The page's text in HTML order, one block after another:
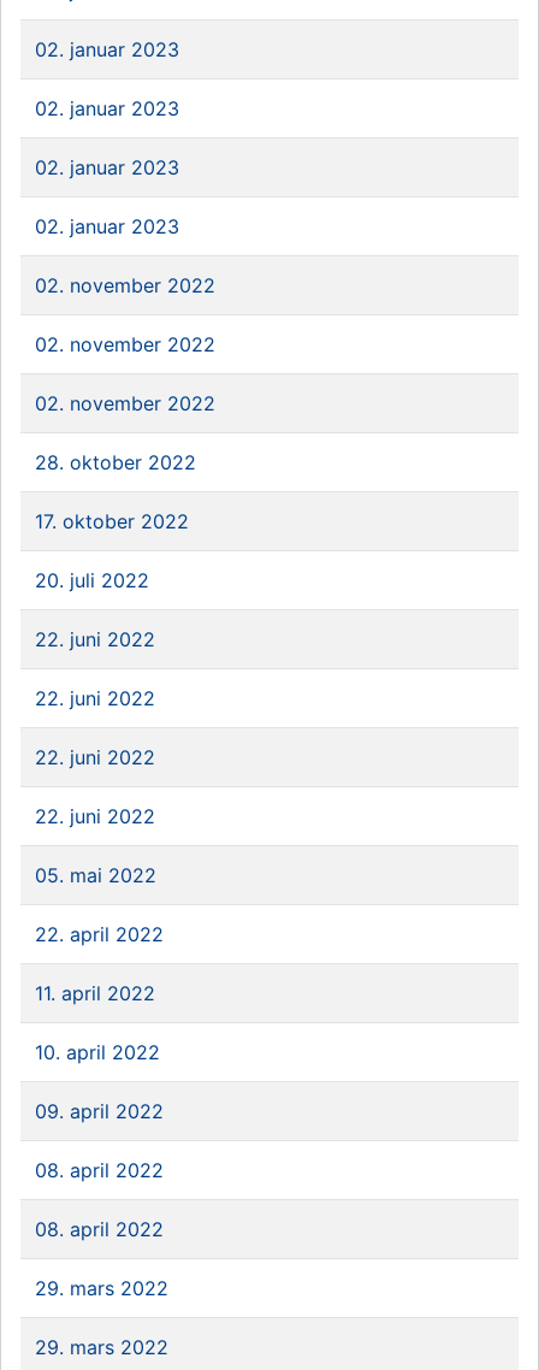
02. januar 2023
02. januar 2023
02. januar 2023
02. januar 2023
02. november 2022
02. november 2022
02. november 2022
28. oktober 2022
17. oktober 2022
20. juli 2022
22. juni 2022
22. juni 2022
22. juni 2022
22. juni 2022
05. mai 2022
22. april 2022
11. april 2022
10. april 2022
09. april 2022
08. april 2022
08. april 2022
29. mars 2022
29. mars 2022